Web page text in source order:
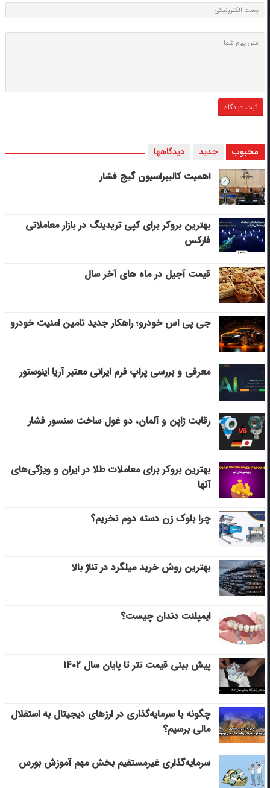
محبوب جدید دیدگاهها
اهمیت کالیبراسیون گیج فشار
بهترین بروکر برای کپی‌ تریدینگ در بازار معاملاتی
فارکس
قیمت آجیل در ماه های آخر سال
جی پی اس خودرو؛ راهکار جدید تامین امنیت خودرو
معرفی و بررسی پراپ فرم ایرانی معتبر آریا اینوستور
رقابت ژاپن و آلمان، دو غول ساخت سنسور فشار
بهترین بروکر برای معاملات طلا در ایران و ویژگی‌های
آنها
چرا بلوک زن دسته دوم نخریم؟
بهترین روش خرید میلگرد در تناژ بالا
ایمپلنت دندان چیست؟
پیش بینی قیمت تتر تا پایان سال ۱۴۰۲
چگونه با سرمایه‌گذاری در ارزهای دیجیتال به استقلال
مالی برسیم؟
سرمایه‌گذاری غیرمستقیم بخش مهم آموزش بورس